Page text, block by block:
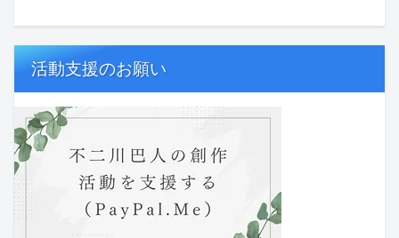
活動支援のお願い